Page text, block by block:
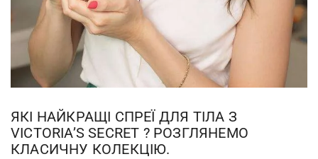
ЯКІ НАЙКРАЩІ СПРЕЇ ДЛЯ ТІЛА З
VICTORIA’S SECRET ? РОЗГЛЯНЕМО
КЛАСИЧНУ КОЛЕКЦІЮ.